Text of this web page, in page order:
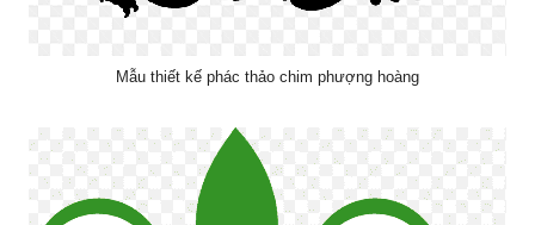
Mẫu thiết kế phác thảo chim phượng hoàng